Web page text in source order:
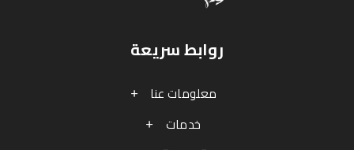
روابط سريعة
معلومات عنا
خدمات